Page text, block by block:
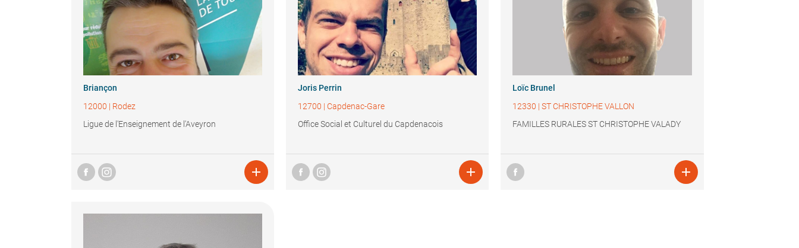
Briançon
12000 | Rodez
Ligue de l'Enseignement de l'Aveyron

Joris Perrin
12700 | Capdenac-Gare
Office Social et Culturel du Capdenacois

Loïc Brunel
12330 |ST CHRISTOPHE VALLON
FAMILLES RURALES ST CHRISTOPHE VALADY
